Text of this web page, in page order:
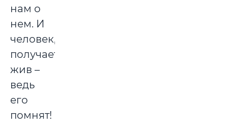
нам о
нем. И
человек,
получается,
жив –
ведь
его
помнят!